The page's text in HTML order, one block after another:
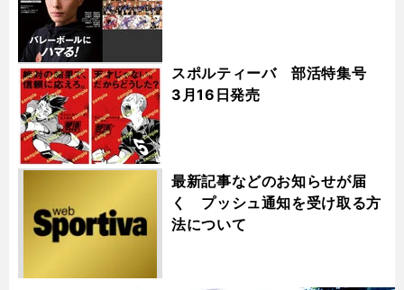
スポルティーバ 部活特集号
3月16日発売
最新記事などのお知らせが届
く プッシュ通知を受け取る方
法について